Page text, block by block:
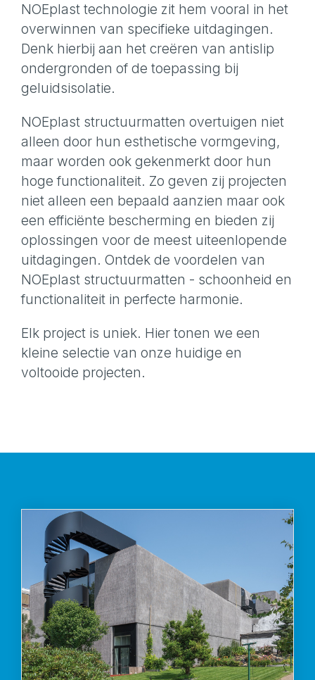
NOEplast technologie zit hem vooral in het
overwinnen van specifieke uitdagingen.
Denk hierbij aan het creëren van antislip
ondergronden of de toepassing bij
geluidsisolatie.
NOEplast structuurmatten overtuigen niet
alleen door hun esthetische vormgeving,
maar worden ook gekenmerkt door hun
hoge functionaliteit. Zo geven zij projecten
niet alleen een bepaald aanzien maar ook
een efficiënte bescherming en bieden zij
oplossingen voor de meest uiteenlopende
uitdagingen. Ontdek de voordelen van
NOEplast structuurmatten - schoonheid en
functionaliteit in perfecte harmonie.
Elk project is uniek. Hier tonen we een
kleine selectie van onze huidige en
voltooide projecten.